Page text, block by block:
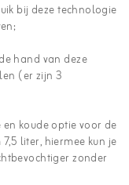
bij deze technologie
hand van deze
(er zijn 3
koude optie voor de
liter, hiermee kun je
zonder